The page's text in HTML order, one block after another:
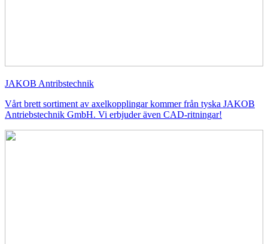
JAKOB Antribstechnik
Vårt brett sortiment av axelkopplingar kommer från tyska JAKOB
Antriebstechnik GmbH. Vi erbjuder även CAD-ritningar!